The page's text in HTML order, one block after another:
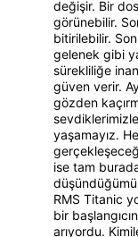
değişir. Bir
görünebilir.
bitirilebilir.
gelenek gibi
sürekliliğe
güven verir.
gözden
yaşamayız.
ise tam
RMS Titanic
bir
arıyordu.